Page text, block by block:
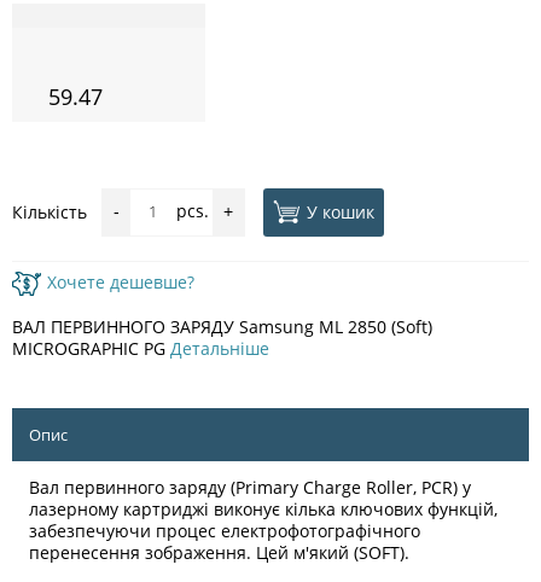
59.47
Кількість - pcs. + У кошик
Хочете дешевше?
ВАЛ ПЕРВИННОГО ЗАРЯДУ Samsung ML 2850 (Soft)
MICROGRAPHIC PG Детальніше
Опис
Вал первинного заряду (Primary Charge Roller, PCR) у
лазерному картриджі виконує кілька ключових функцій,
забезпечуючи процес електрофотографічного
перенесення зображення. Цей м'який (SOFT).